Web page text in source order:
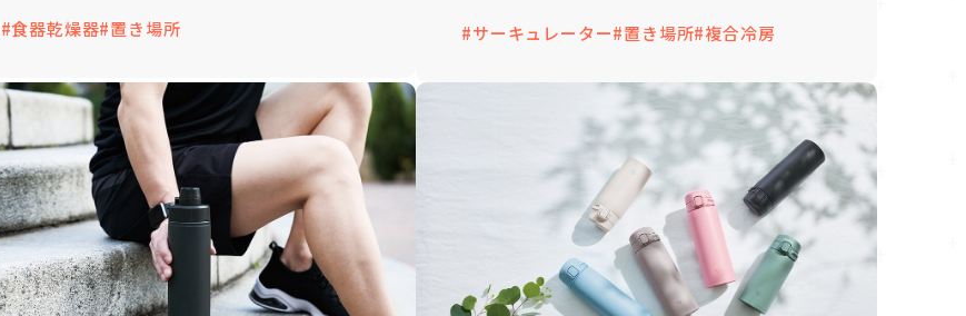
#食器乾燥器#置き場所 #サーキュレーター#置き場所#複合冷房